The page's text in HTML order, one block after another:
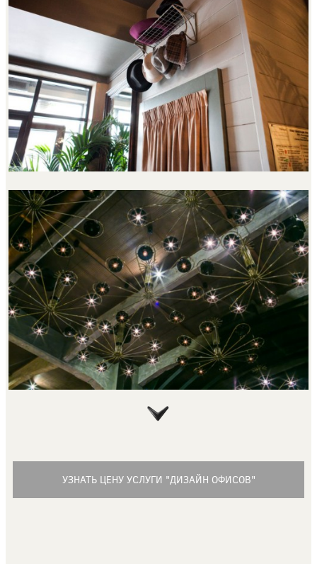
УЗНАТЬ ЦЕНУ УСЛУГИ "ДИЗАЙН ОФИСОВ"